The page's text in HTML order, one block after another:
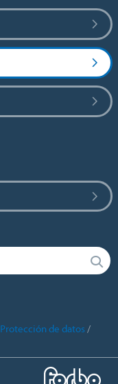
Protección de datos